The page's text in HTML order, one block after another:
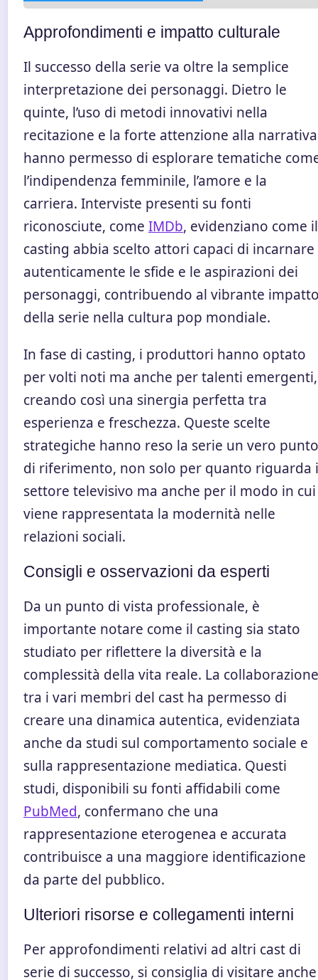
Approfondimenti e impatto culturale
Il successo della serie va oltre la semplice
interpretazione dei personaggi. Dietro le
quinte, l’uso di metodi innovativi nella
recitazione e la forte attenzione alla narrativa
hanno permesso di esplorare tematiche
l’indipendenza femminile, l’amore e la
carriera. Interviste presenti su fonti
riconosciute, come IMDb, evidenziano come il
casting abbia scelto attori capaci di incarnare
autenticamente le sfide e le aspirazioni dei
personaggi, contribuendo al vibrante
della serie nella cultura pop mondiale.
In fase di casting, i produttori hanno optato
per volti noti ma anche per talenti emergenti,
creando così una sinergia perfetta tra
esperienza e freschezza. Queste scelte
strategiche hanno reso la serie un vero punto
di riferimento, non solo per quanto riguarda
settore televisivo ma anche per il modo in cui
viene rappresentata la modernità nelle
relazioni sociali.
Consigli e osservazioni da esperti
Da un punto di vista professionale, è
importante notare come il casting sia stato
studiato per riflettere la diversità e la
complessità della vita reale. La collaborazione
tra i vari membri del cast ha permesso di
creare una dinamica autentica, evidenziata
anche da studi sul comportamento sociale e
sulla rappresentazione mediatica. Questi
studi, disponibili su fonti affidabili come
PubMed, confermano che una
rappresentazione eterogenea e accurata
contribuisce a una maggiore identificazione
da parte del pubblico.
Ulteriori risorse e collegamenti interni
Per approfondimenti relativi ad altri cast di
serie di successo, si consiglia di visitare anche